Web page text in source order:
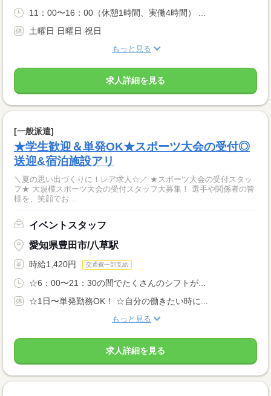
11：00〜16：00（休憩1時間、実働4時間） ...
土曜日 日曜日 祝日
もっと見る
求人詳細を見る
[一般派遣]
★学生歓迎＆単発OK★スポーツ大会の受付◎
送迎&宿泊施設アリ
＼夏の思い出づくりに！レア求人☆／ ★スポーツ大会の受付スタッ
フ★ 大規模スポーツ大会の受付スタッフ大募集！ 選手や関係者の皆
様を、笑顔でお...
イベントスタッフ
愛知県豊田市/八草駅
時給1,420円 交通費一部支給
☆6：00〜21：30の間でたくさんのシフトが...
☆1日〜単発勤務OK！ ☆自分の働きたい時に...
もっと見る
求人詳細を見る